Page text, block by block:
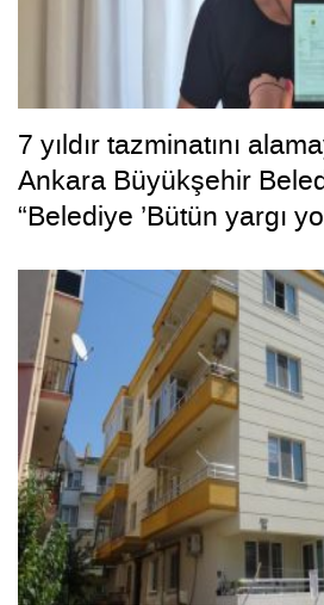
7 yıldır tazminatını
Ankara Büyükşehir
“Belediye ’Bütün yargı